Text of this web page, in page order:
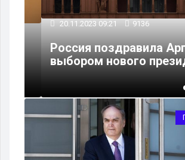
20.11.2023 09:21 9136
Россия поздравила
выбором нового